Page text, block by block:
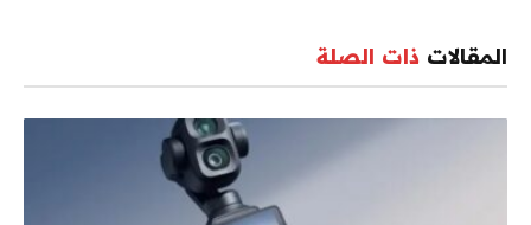
المقالات ذات الصلة